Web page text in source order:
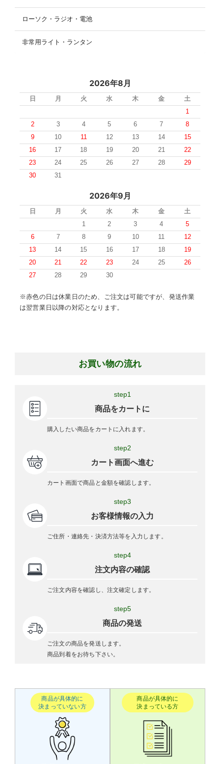
ローソク・ラジオ・電池
非常用ライト・ランタン
2026年8月
日 月 火 水 木 金
土
1
2
3 4 5 6 7
8
9
10 11 12 13 14
15
16
17 18 19 20 21
22
23
24 25 26 27 28
29
30
31
2026年9月
日 月 火 水 木 金
土
1
2 3 4
5
6
7 8 9 10 11
12
13
14 15 16 17 18
19
20
21 22 23 24 25
26
27
28 29 30
※赤色の日は休業日のため、ご注文は可能ですが、発送作業
は翌営業日以降の対応となります。
お買い物の流れ
step1
商品をカートに
購入したい商品をカートに入れます。
step2
カート画面へ進む
カート画面で商品と金額を確認します。
step3
お客様情報の入力
ご住所・連絡先・決済方法等を入力します。
step4
注文内容の確認
ご注文内容を確認し、注文確定します。
step5
商品の発送
ご注文の商品を発送します。
商品到着をお待ち下さい。
商品が具体的に
決まっていない方
商品が具体的に
決まっている方